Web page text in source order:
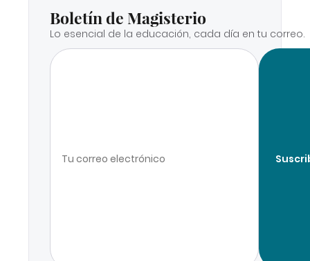
Boletín de Magisterio
Lo esencial de la educación, cada día en tu correo.